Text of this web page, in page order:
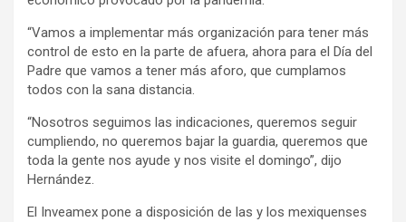
“Vamos a implementar más organización para tener más
control de esto en la parte de afuera, ahora para el Día del
Padre que vamos a tener más aforo, que cumplamos
todos con la sana distancia.
“Nosotros seguimos las indicaciones, queremos seguir
cumpliendo, no queremos bajar la guardia, queremos que
toda la gente nos ayude y nos visite el domingo”, dijo
Hernández.
El Inveamex pone a disposición de las y los mexiquenses